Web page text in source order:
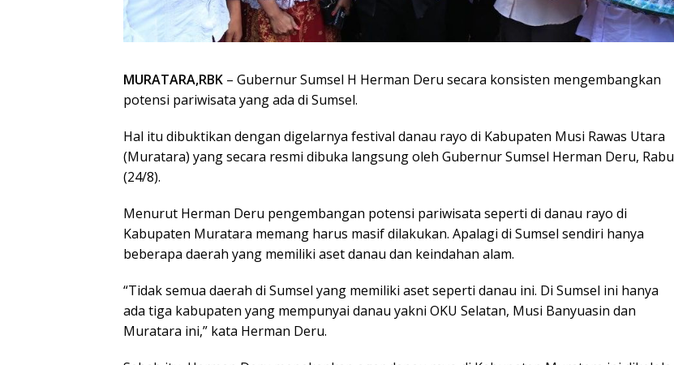
MURATARA,RBK – Gubernur Sumsel H Herman Deru secara konsisten mengembangkan
potensi pariwisata yang ada di Sumsel.
Hal itu dibuktikan dengan digelarnya festival danau rayo di Kabupaten Musi Rawas Utara
(Muratara) yang secara resmi dibuka langsung oleh Gubernur Sumsel Herman Deru, Rabu
(24/8).
Menurut Herman Deru pengembangan potensi pariwisata seperti di danau rayo di
Kabupaten Muratara memang harus masif dilakukan. Apalagi di Sumsel sendiri hanya
beberapa daerah yang memiliki aset danau dan keindahan alam.
“Tidak semua daerah di Sumsel yang memiliki aset seperti danau ini. Di Sumsel ini hanya
ada tiga kabupaten yang mempunyai danau yakni OKU Selatan, Musi Banyuasin dan
Muratara ini,” kata Herman Deru.